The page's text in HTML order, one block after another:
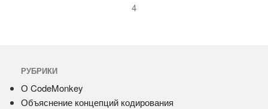
4
РУБРИКИ
О CodeMonkey
Объяснение концепций кодирования